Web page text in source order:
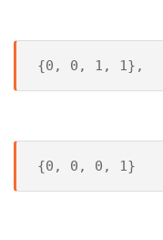
{0, 0, 1, 1},
{0, 0, 0, 1}